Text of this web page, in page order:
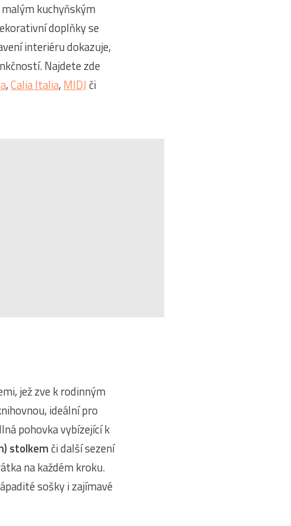
kuchyňským
doplňky se
interiéru dokazuje,
Najdete zde
,Calia Italia, MIDJ či
jež zve k rodinným
ideální pro
pohovka vybízející k
stolkem či další sezení
na každém kroku.
sošky i zajímavé